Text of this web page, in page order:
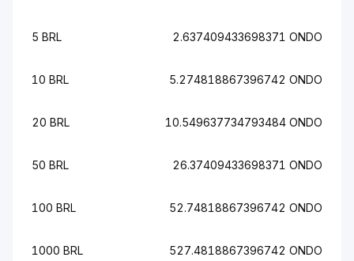
5 BRL 2.637409433698371 ONDO
10 BRL 5.274818867396742 ONDO
20 BRL 10.549637734793484 ONDO
50 BRL 26.37409433698371 ONDO
100 BRL 52.74818867396742 ONDO
1000 BRL 527.4818867396742 ONDO